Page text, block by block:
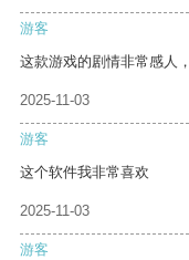
游客
这款游戏的剧情非常感人
2025-11-03
游客
这个软件我非常喜欢
2025-11-03
游客